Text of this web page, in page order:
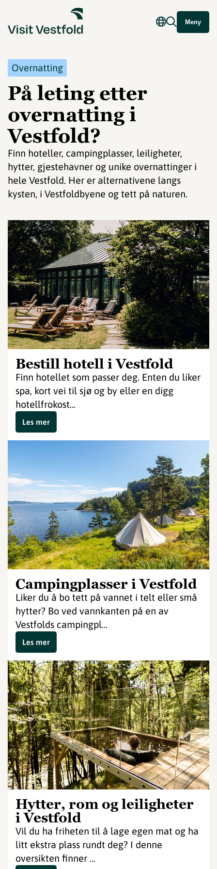
Meny
Overnatting
På leting etter
overnatting i
Vestfold?
Finn hoteller, campingplasser, leiligheter,
hytter, gjestehavner og unike overnattinger i
hele Vestfold. Her er alternativene langs
kysten, i Vestfoldbyene og tett på naturen.
Bestill hotell i Vestfold
Finn hotellet som passer deg. Enten du liker
spa, kort vei til sjø og by eller en digg
hotellfrokost...
Les mer
Campingplasser i Vestfold
Liker du å bo tett på vannet i telt eller små
hytter? Bo ved vannkanten på en av
Vestfolds campingpl...
Les mer
Hytter, rom og leiligheter
i Vestfold
Vil du ha friheten til å lage egen mat og ha
litt ekstra plass rundt deg? I denne
oversikten finner ...